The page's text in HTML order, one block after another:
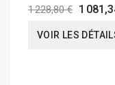
1 228,80 € 1
VOIR LES